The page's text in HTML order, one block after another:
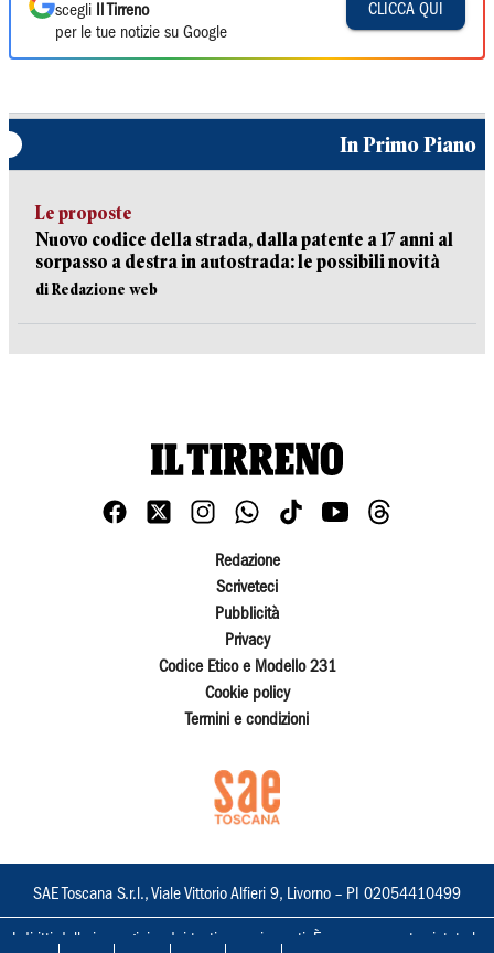
scegli
Il Tirreno
per le tue notizie su Google
CLICCA QUI
In Primo Piano
Le proposte
Nuovo codice della strada, dalla patente a 17 anni al
sorpasso a destra in autostrada: le possibili novità
di Redazione web
Redazione
Scriveteci
Pubblicità
Privacy
Codice Etico e Modello 231
Cookie policy
Termini e condizioni
SAE Toscana S.r.l., Viale Vittorio Alfieri 9, Livorno – PI 02054410499
I diritti delle immagini e dei testi sono riservati. È espressamente vietata la